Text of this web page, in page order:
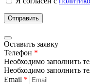
Отправить
Оставить заявку
Телефон *
Необходимо заполнить
Необходимо заполнить
Email *